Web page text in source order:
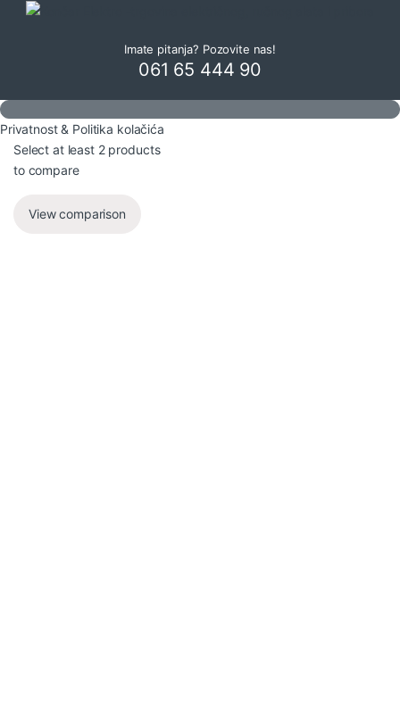
Imate pitanja? Pozovite nas!
061 65 444 90
Privatnost & Politika kolačića
Select at least 2 products
to compare
View comparison